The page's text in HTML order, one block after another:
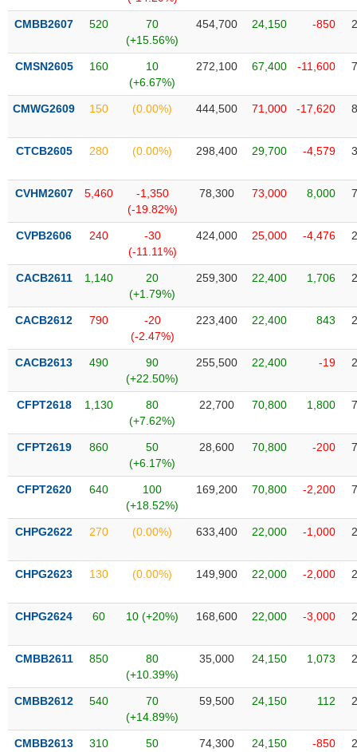
quan
dịch
chính
tích
thuật
sơ
doanh
Tin
Tâm
thị
trường
CMBB2607 520
70
(+15.56%)
454,700 24,150 -850
CMSN2605 160
10
(+6.67%)
272,100 67,400 -11,600
CMWG2609 150 (0.00%) 444,500 71,000 -17,620
CTCB2605 280 (0.00%) 298,400 29,700 -4,579
CVHM2607 5,460
-1,350
(-19.82%)
78,300 73,000 8,000
CVPB2606 240
-30
(-11.11%)
424,000 25,000 -4,476
CACB2611 1,140
20
(+1.79%)
259,300 22,400 1,706
CACB2612 790
-20
(-2.47%)
223,400 22,400 843
CACB2613 490
90
(+22.50%)
255,500 22,400 -19
CFPT2618 1,130
80
(+7.62%)
22,700 70,800 1,800
CFPT2619 860
50
(+6.17%)
28,600 70,800 -200
CFPT2620 640
100
(+18.52%)
169,200 70,800 -2,200
CHPG2622 270 (0.00%) 633,400 22,000 -1,000
CHPG2623 130 (0.00%) 149,900 22,000 -2,000
CHPG2624 60 10 (+20%) 168,600 22,000 -3,000
CMBB2611 850
80
(+10.39%)
35,000 24,150 1,073
CMBB2612 540
70
(+14.89%)
59,500 24,150 112
CMBB2613 310
50
74,300 24,150 -850
SECTOR
NĂNG
VẬT
CÔNG
DÙNG
THIẾT
YẾU
TIÊU
THIẾT
YẾU
CHĂM
SỨC